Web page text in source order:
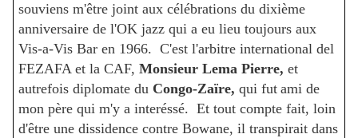
souviens m'être joint aux célébrations du dixième
anniversaire de l'OK jazz qui a eu lieu toujours aux
Vis-a-Vis Bar en 1966. C'est l'arbitre international del
FEZAFA et la CAF, Monsieur Lema Pierre, et
autrefois diplomate du Congo-Zaïre, qui fut ami de
mon père qui m'y a interéssé. Et tout compte fait, loin
d'être une dissidence contre Bowane, il transpirait dans